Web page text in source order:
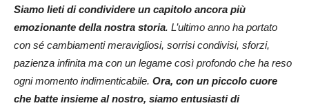
Siamo lieti di condividere un capitolo ancora più
emozionante della nostra storia. L’ultimo anno ha portato
con sé cambiamenti meravigliosi, sorrisi condivisi, sforzi,
pazienza infinita ma con un legame così profondo che ha reso
ogni momento indimenticabile. Ora, con un piccolo cuore
che batte insieme al nostro, siamo entusiasti di